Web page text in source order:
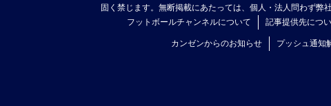
固く禁じます。無断掲載にあたっては、個人・法人問わず弊
フットボールチャンネルについて
記事提供先につ
カンゼンからのお知らせ プッシュ通知